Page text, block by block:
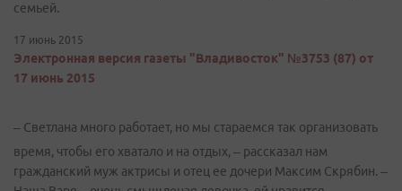
семьей.
17 июнь 2015
Электронная версия газеты "Владивосток" №3753 (87) от
17 июнь 2015
– Светлана много работает, но мы стараемся так организовать
время, чтобы его хватало и на отдых, – рассказал нам
гражданский муж актрисы и отец ее дочери Максим Скрябин. –